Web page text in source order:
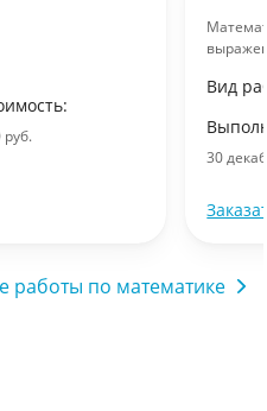
руб.
Вид
30
работы по математике